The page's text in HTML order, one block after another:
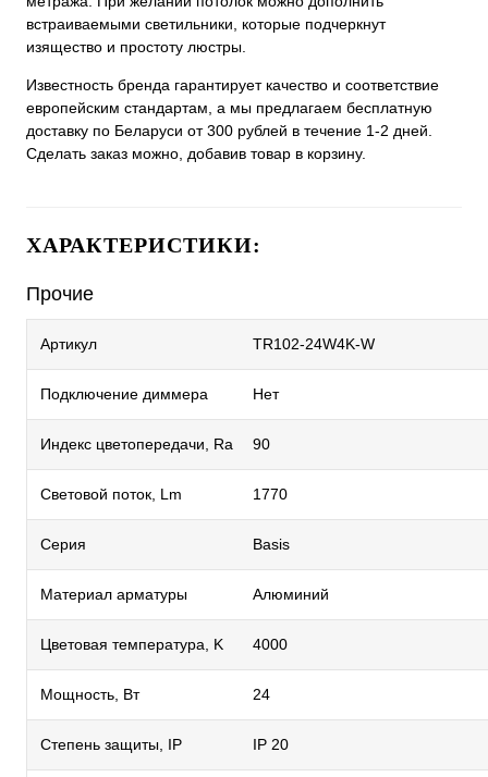
встраиваемыми светильники, которые подчеркнут
изящество и простоту люстры.
Известность бренда гарантирует качество и соответствие
европейским стандартам, а мы предлагаем бесплатную
доставку по Беларуси от 300 рублей в течение 1-2 дней.
Сделать заказ можно, добавив товар в корзину.
ХАРАКТЕРИСТИКИ:
Прочие
Артикул TR102-24W4K-W
Подключение диммера Нет
Индекс цветопередачи, Ra 90
Световой поток, Lm 1770
Серия Basis
Материал арматуры Алюминий
Цветовая температура, K 4000
Мощность, Вт 24
Степень защиты, IP IP 20